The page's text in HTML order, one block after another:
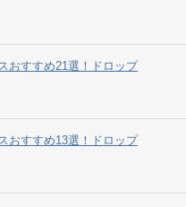
おすすめ21選！ドロップ
おすすめ13選！ドロップ